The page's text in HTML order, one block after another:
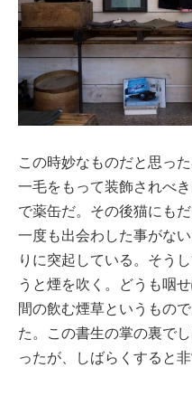
この時妙なものだと思っ
一毛をもって装飾されべ
で薬缶だ。その後猫にも
一度も出会わした事がな
りに突起している。そう
うと煙を吹く。どうも咽
間の飲む煙草というもの
た。この書生の掌の裏で
ったが、しばらくすると